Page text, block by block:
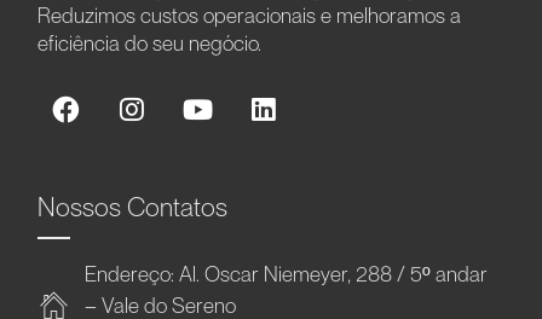
Reduzimos custos operacionais e melhoramos a
eficiência do seu negócio.
Nossos Contatos
Endereço: Al. Oscar Niemeyer, 288 / 5º andar
– Vale do Sereno